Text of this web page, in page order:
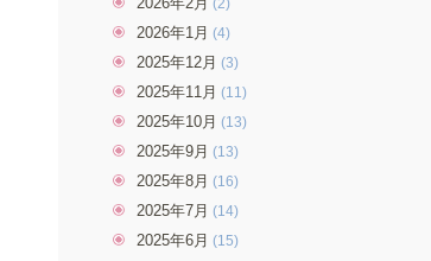
2026年2月 (2)
2026年1月 (4)
2025年12月 (3)
2025年11月 (11)
2025年10月 (13)
2025年9月 (13)
2025年8月 (16)
2025年7月 (14)
2025年6月 (15)